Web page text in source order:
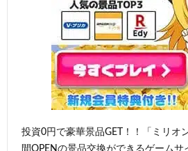
投資0円で豪華景品GET！！「ミリオ
間OPENの景品交換ができるゲームサ